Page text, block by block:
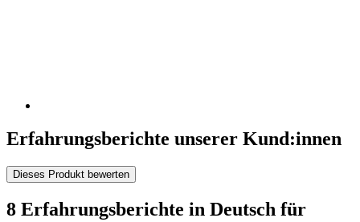
Erfahrungsberichte unserer Kund:innen
Dieses Produkt bewerten
8 Erfahrungsberichte in Deutsch für